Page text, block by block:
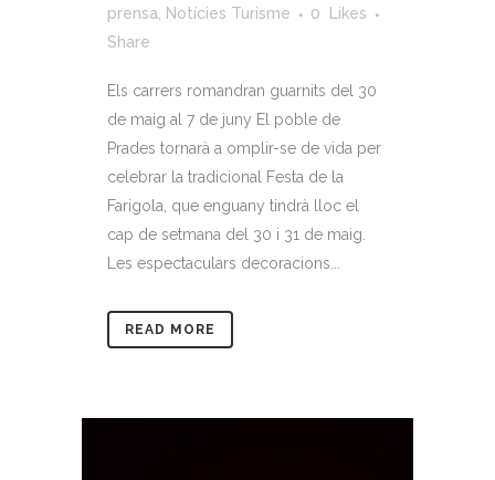
prensa
Notícies Turisme 0
Likes
Share
Els carrers romandran guarnits del 30
de maig al 7 de juny El poble de
Prades tornarà a omplir-se de vida per
celebrar la tradicional Festa de la
Farigola, que enguany tindrà lloc el
cap de setmana del 30 i 31 de maig.
Les espectaculars decoracions...
READ MORE